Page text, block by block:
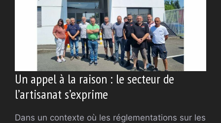
Un appel à la raison : le secteur de
l’artisanat s’exprime
Dans un contexte où les réglementations sur les